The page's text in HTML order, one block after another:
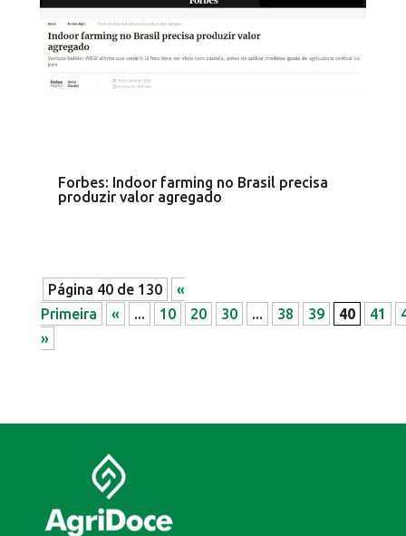
Forbes: Indoor farming no Brasil precisa
produzir valor agregado
Página 40 de 130
«
Primeira
« ... 10 20 30 ... 38 39 40 41
»